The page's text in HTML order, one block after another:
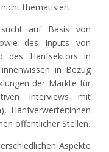
thematisiert.
auf Basis von
des Inputs von
des Hanfsektors in
in Bezug
der Märkte für
Interviews mit
Hanfverwerter:innen
öffentlicher Stellen.
Aspekte